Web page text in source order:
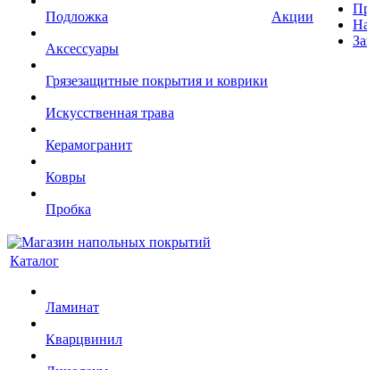
Подложка
Аксессуары
Грязезащитные покрытия и коврики
Искусственная трава
Керамогранит
Ковры
Пробка
Акции
Каталог
Ламинат
Кварцвинил